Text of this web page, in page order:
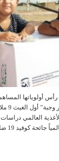
أولوياتها
عالمياً
العالمي